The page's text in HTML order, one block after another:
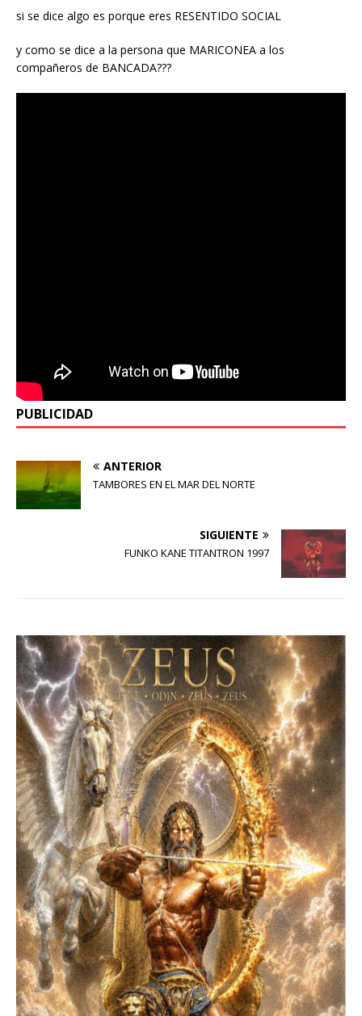
si se dice algo es porque eres RESENTIDO SOCIAL
y como se dice a la persona que MARICONEA a los
compañeros de BANCADA???
PUBLICIDAD
ANTERIOR
TAMBORES EN EL MAR DEL NORTE
SIGUIENTE
FUNKO KANE TITANTRON 1997